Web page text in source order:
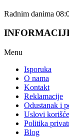
Radnim danima
Menu
Isporuka
O nama
Kontakt
Reklamacije
Odustanak i
Uslovi
Politika
Blog